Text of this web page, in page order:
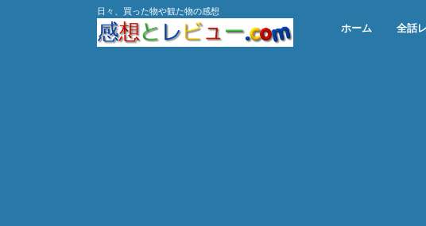
日々、買った物や観た物の感想
ホーム 全話